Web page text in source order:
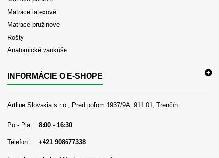
Matrace latexové
Matrace pružinové
Rošty
Anatomické vankúše
INFORMÁCIE O E-SHOPE
Artline Slovakia s.r.o., Pred poľom 1937/9A, 911 01, Trenčín
Po - Pia: 8:00 - 16:30
Telefon: +421 908677338